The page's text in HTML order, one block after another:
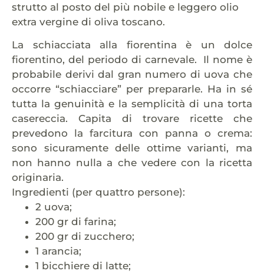
strutto al posto del più nobile e leggero olio
extra vergine di oliva toscano.
La schiacciata alla fiorentina è un dolce
fiorentino, del periodo di carnevale. Il nome è
probabile derivi dal gran numero di uova che
occorre “schiacciare” per prepararle. Ha in sé
tutta la genuinità e la semplicità di una torta
casereccia. Capita di trovare ricette che
prevedono la farcitura con panna o crema:
sono sicuramente delle ottime varianti, ma
non hanno nulla a che vedere con la ricetta
originaria.
Ingredienti (per quattro persone):
2 uova;
200 gr di farina;
200 gr di zucchero;
1 arancia;
1 bicchiere di latte;